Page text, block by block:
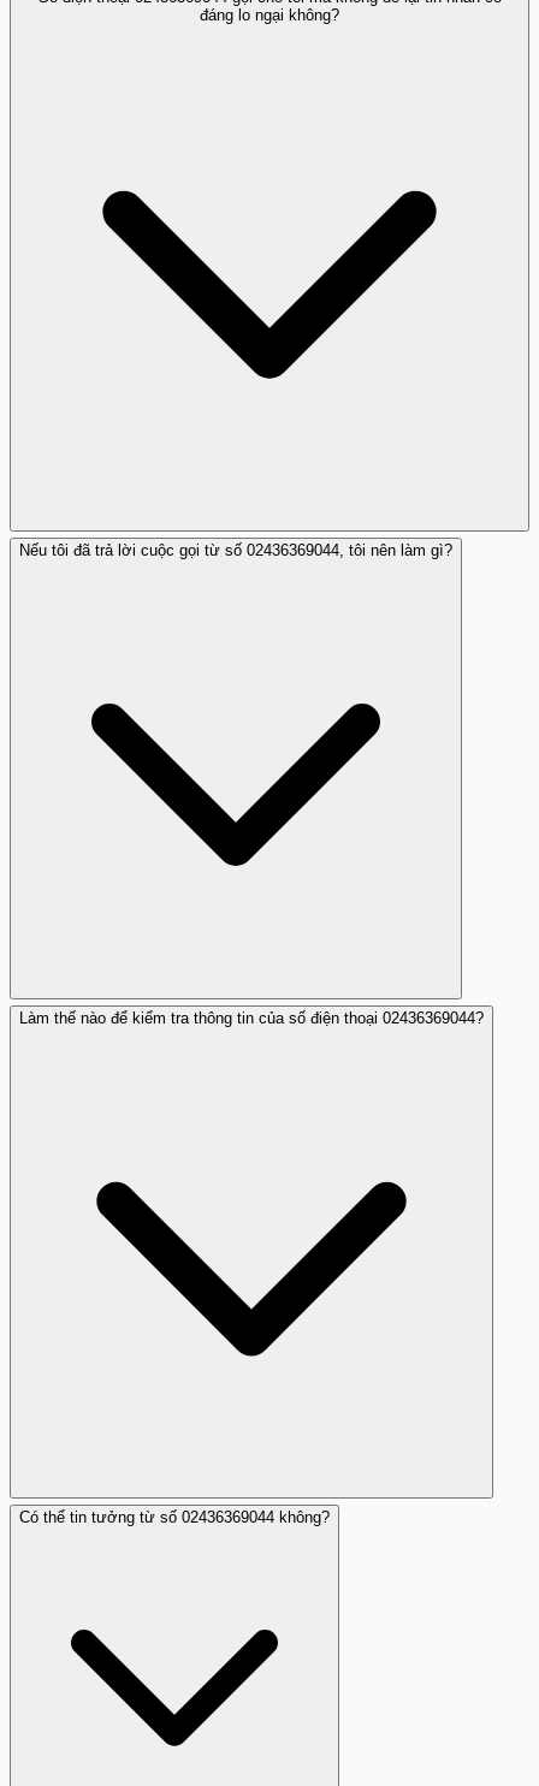
Vâng, đã có những báo cáo về số này từ người dùng cho
đáng lo ngại không?
Có, việc không để lại tin nhắn có thể là dấu hiệu của một
Nếu tôi đã trả lời cuộc gọi từ số 02436369044, tôi nên làm gì?
Nếu bạn đã trả lời, hãy theo dõi thông tin cá nhân của
Làm thế nào để kiểm tra thông tin của số điện thoại 02436369044?
Bạn có thể tìm kiếm trên Trang Trắng hoặc internet để
Có thể tin tưởng từ số 02436369044 không?